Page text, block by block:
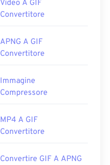
Video A GIF
Convertitore
APNG A GIF
Convertitore
Immagine
Compressore
MP4 A GIF
Convertitore
Convertire GIF A APNG